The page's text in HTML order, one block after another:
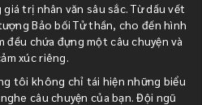
trị nhân văn sâu sắc. Từ dấu vết
Bảo bối Tử thần, cho đến hình
đều chứa đựng một câu chuyện và
xúc riêng.
tôi không chỉ tái hiện những biểu
câu chuyện của bạn. Đội ngũ